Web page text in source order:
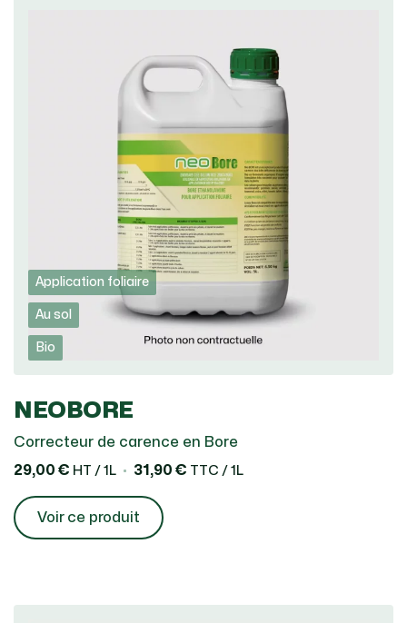
Application foliaire
Au sol
Bio
NEOBORE
Correcteur de carence en Bore
29,00 € HT / 1L 31,90 € TTC / 1L
Voir ce produit